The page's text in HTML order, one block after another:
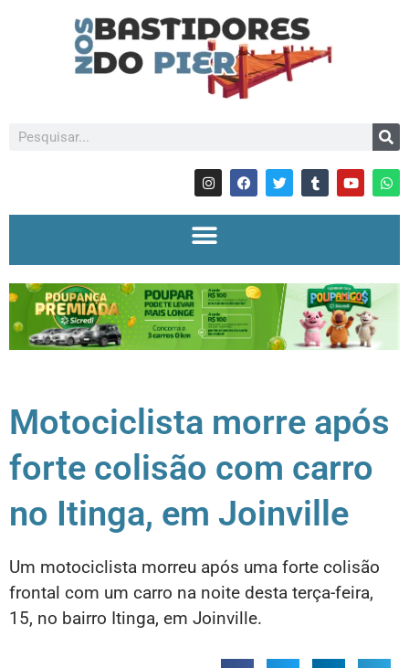
Motociclista morre após
forte colisão com carro
no Itinga, em Joinville
Um motociclista morreu após uma forte colisão
frontal com um carro na noite desta terça-feira,
15, no bairro Itinga, em Joinville.